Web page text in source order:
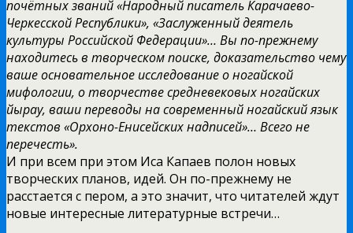
почётных званий «Народный писатель Карачаево-
Черкесской Республики», «Заслуженный деятель
культуры Российской Федерации»… Вы по-прежнему
находитесь в творческом поиске, доказательство чему
ваше основательное исследование о ногайской
мифологии, о творчестве средневековых ногайских
йырау, ваши переводы на современный ногайский язык
текстов «Орхоно-Енисейских надписей»… Всего не
перечесть».
И при всем при этом Иса Капаев полон новых
творческих планов, идей. Он по-прежнему не
расстается с пером, а это значит, что читателей ждут
новые интересные литературные встречи…